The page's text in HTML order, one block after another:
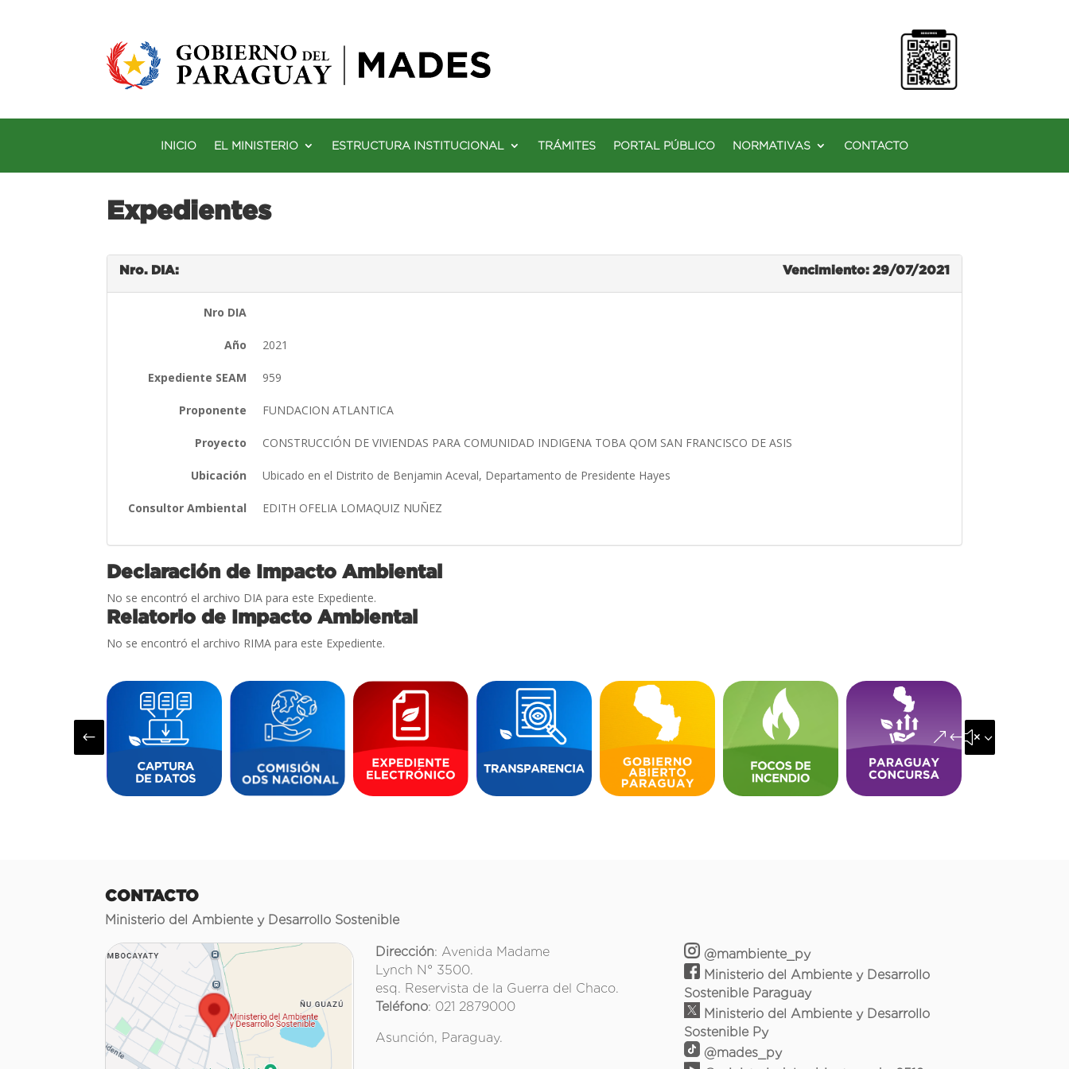
INICIO EL MINISTERIO ESTRUCTURA INSTITUCIONAL TRÁMITES PORTAL PÚBLICO NORMATIVAS CONTACTO
Expedientes
Nro. DIA: Vencimiento: 29/07/2021
Nro DIA
Año 2021
Expediente SEAM 959
Proponente FUNDACION ATLANTICA
Proyecto CONSTRUCCIÓN DE VIVIENDAS PARA COMUNIDAD INDIGENA TOBA QOM SAN FRANCISCO DE ASIS
Ubicación Ubicado en el Distrito de Benjamin Aceval, Departamento de Presidente Hayes
Consultor Ambiental EDITH OFELIA LOMAQUIZ NUÑEZ
Declaración de Impacto Ambiental
No se encontró el archivo DIA para este Expediente.
Relatorio de Impacto Ambiental
No se encontró el archivo RIMA para este Expediente.
# &#x35;
CONTACTO
Ministerio del Ambiente y Desarrollo Sostenible
Dirección: Avenida Madame
Lynch N° 3500.
esq. Reservista de la Guerra del Chaco.
Teléfono: 021 2879000
Asunción, Paraguay.
@mambiente_py
Ministerio del Ambiente y Desarrollo
Sostenible Paraguay
Ministerio del Ambiente y Desarrollo
Sostenible Py
@mades_py